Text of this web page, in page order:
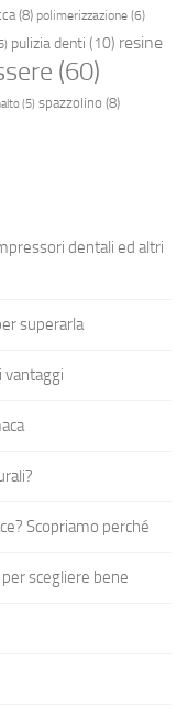
(8) polimerizzazione (6)
pulizia denti (10) resine
(60)
(5) spazzolino (8)
dentali ed altri
superarla
vantaggi
Scopriamo perché
scegliere bene